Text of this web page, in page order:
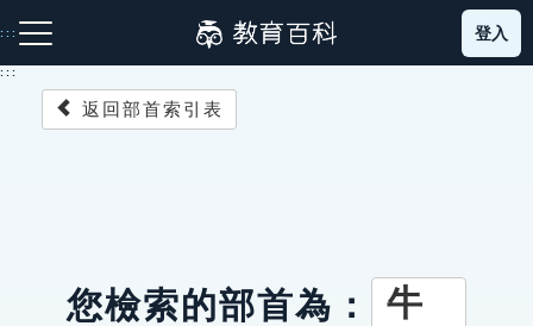
到
主
::: 登入
:::
返回部首索引表
您檢索的部首為： 牛